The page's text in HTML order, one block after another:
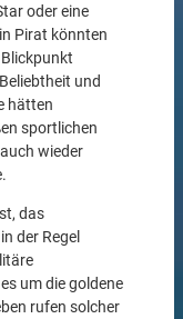
oder eine
Pirat könnten
und
hätten
sportlichen
wieder
das
der Regel
um die goldene
rufen solcher